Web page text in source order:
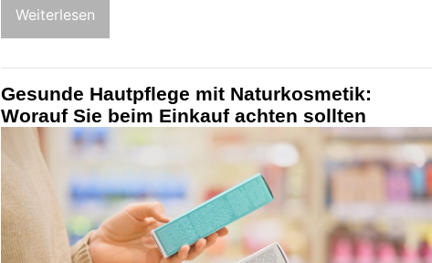
Weiterlesen
Gesunde Hautpflege mit Naturkosmetik:
Worauf Sie beim Einkauf achten sollten